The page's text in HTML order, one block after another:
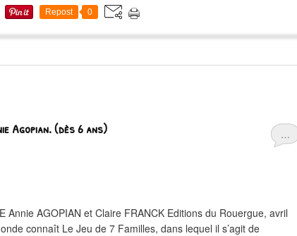
Repost 0
…
Agopian. (dès 6 ans)
Annie AGOPIAN et Claire FRANCK Editions du Rouergue, avril
connaît Le Jeu de 7 Familles, dans lequel il s’agit de